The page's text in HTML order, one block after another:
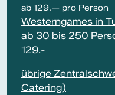
ab 129.— pro Person
Westerngames in
ab 30 bis 250
129.-
übrige
Catering)